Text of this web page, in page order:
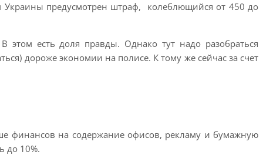
Украины предусмотрен штраф, колеблющийся от 450 до
есть доля правды. Однако тут надо разобраться
дороже экономии на полисе. К тому же сейчас за счет
финансов на содержание офисов, рекламу и бумажную
до 10%.